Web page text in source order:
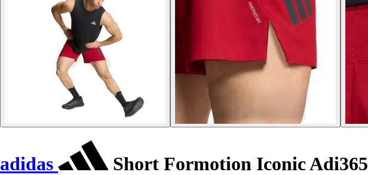
adidas Short Formotion Iconic Adi365